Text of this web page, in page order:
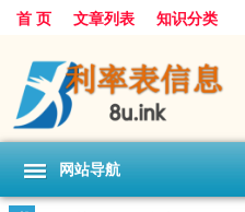
首 页 文章列表 知识分类
网站导航